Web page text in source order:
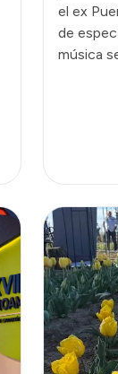
el ex
de
música